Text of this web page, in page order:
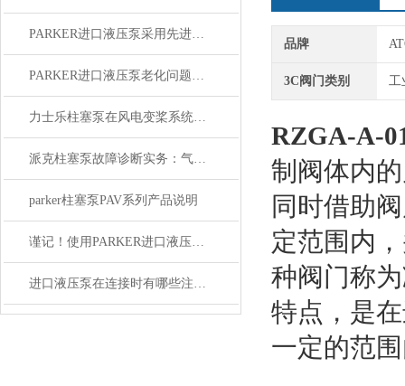
PARKER进口液压泵采用先进的技术和创新设计
PARKER进口液压泵老化问题与更换策略
力士乐柱塞泵在风电变桨系统中的应用可靠性研究与故障预警
派克柱塞泵故障诊断实务：气蚀噪声、缸体配流盘磨损与泄漏量过大的处理
parker柱塞泵PAV系列产品说明
谨记！使用PARKER进口液压泵时需要注意这些
进口液压泵在连接时有哪些注意事项你知道么?
品牌
3C阀门类别 工
RZGA-A-
制阀体内
同时借助
定范围内
种阀门称
特点，是
一定的范